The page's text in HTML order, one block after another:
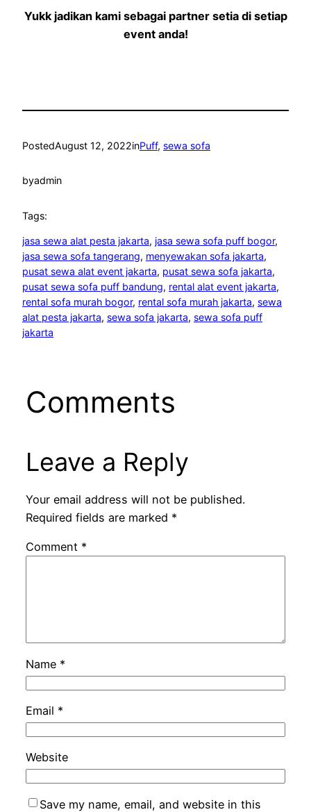
Yukk jadikan kami sebagai partner setia di setiap
event anda!
PostedAugust 12, 2022inPuff, sewa sofa
byadmin
Tags:
jasa sewa alat pesta jakarta, jasa sewa sofa puff bogor
jasa sewa sofa tangerang, menyewakan sofa jakarta
pusat sewa alat event jakarta, pusat sewa sofa jakarta
pusat sewa sofa puff bandung, rental alat event jakarta
rental sofa murah bogor, rental sofa murah jakarta, sewa
alat pesta jakarta, sewa sofa jakarta, sewa sofa puff
jakarta
Comments
Leave a Reply
Your email address will not be published.
Required fields are marked *
Comment *
Name *
Email *
Website
Save my name, email, and website in this